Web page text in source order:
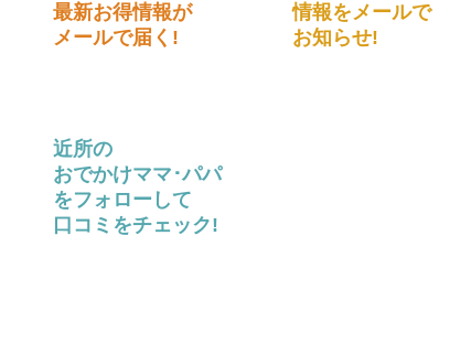
最新お得情報が
メールで届く!
情報をメールで
お知らせ!
近所の
おでかけママ･パパ
をフォローして
口コミをチェック!